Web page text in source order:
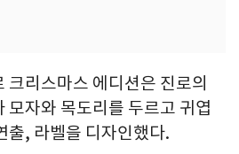
크리스마스 에디션은 진로의
모자와 목도리를 두르고 귀엽
출, 라벨을 디자인했다.